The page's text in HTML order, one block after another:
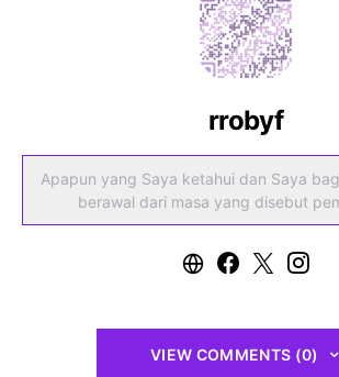
rrobyf
Apapun yang Saya ketahui dan Saya
berawal dari masa yang disebut
VIEW COMMENTS (0)